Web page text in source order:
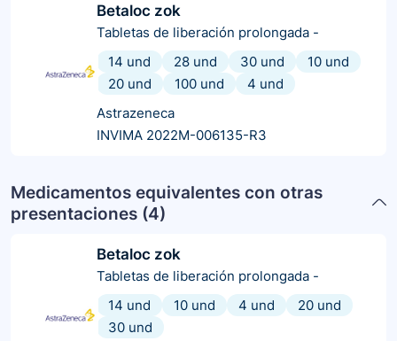
Betaloc zok
Tabletas de liberación prolongada -
14 und
28 und 30 und
10 und
20 und
100 und
4 und
Astrazeneca
INVIMA 2022M-006135-R3
Medicamentos equivalentes con otras
presentaciones (4)
Betaloc zok
Tabletas de liberación prolongada -
14 und
10 und 4 und
20 und
30 und